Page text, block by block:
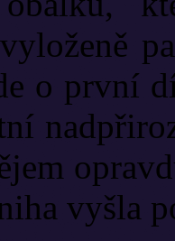
o první
vyšla